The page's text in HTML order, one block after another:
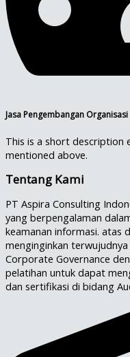
Jasa Pengembangan Organisasi
This is a short description
mentioned above.​
Tentang Kami
PT Aspira Consulting
yang berpengalaman
keamanan informasi. atas
menginginkan
Corporate Governance
pelatihan untuk dapat
dan sertifikasi di bidang